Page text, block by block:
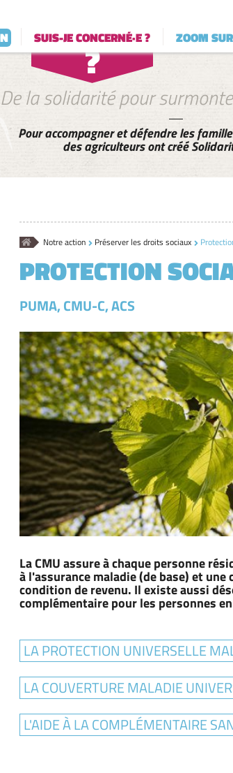
SUIS-JE CONCERNÉ·E ? ZOOM SUR
agriculteur·ices ?
De la solidarité pour
Pour accompagner et défendre les
des agriculteurs ont créé
AccueilNotre action Préserver les droits sociaux
PROTECTION
PUMA, CMU-C, ACS
La CMU assure à chaque personne
à l'assurance maladie (de base) et
condition de revenu. Il existe aussi
complémentaire pour les personnes
LA PROTECTION UNIVERSELLE
LA COUVERTURE MALADIE
L'AIDE À LA COMPLÉMENTAIRE